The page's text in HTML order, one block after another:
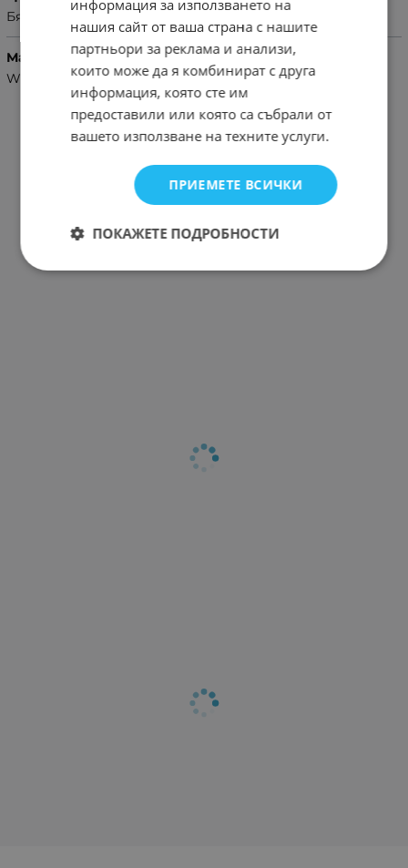
Бял
Марка
WUW
информация за използването на
нашия сайт от ваша страна с нашите
партньори за реклама и анализи,
които може да я комбинират с друга
информация, която сте им
предоставили или която са събрали от
вашето използване на техните услуги.
ПРИЕМЕТЕ ВСИЧКИ
ПОКАЖЕТЕ ПОДРОБНОСТИ